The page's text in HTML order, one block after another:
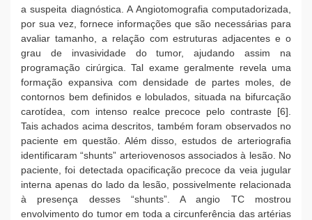
a suspeita diagnóstica. A Angiotomografia computadorizada,
por sua vez, fornece informações que são necessárias para
avaliar tamanho, a relação com estruturas adjacentes e o
grau de invasividade do tumor, ajudando assim na
programação cirúrgica. Tal exame geralmente revela uma
formação expansiva com densidade de partes moles, de
contornos bem definidos e lobulados, situada na bifurcação
carotídea, com intenso realce precoce pelo contraste [6].
Tais achados acima descritos, também foram observados no
paciente em questão. Além disso, estudos de arteriografia
identificaram “shunts” arteriovenosos associados à lesão. No
paciente, foi detectada opacificação precoce da veia jugular
interna apenas do lado da lesão, possivelmente relacionada
à presença desses “shunts”. A angio TC mostrou
envolvimento do tumor em toda a circunferência das artérias